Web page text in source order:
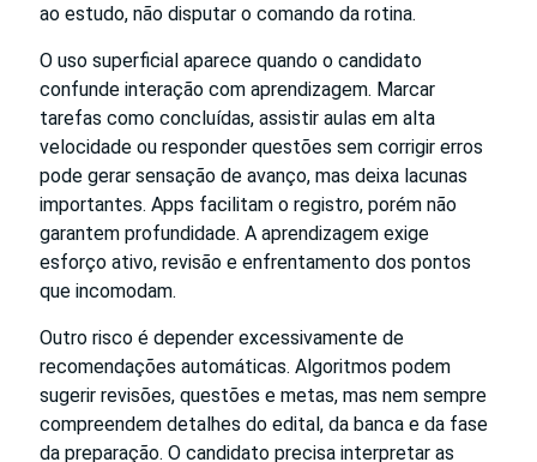
ao estudo, não disputar o comando da rotina.
O uso superficial aparece quando o candidato
confunde interação com aprendizagem. Marcar
tarefas como concluídas, assistir aulas em alta
velocidade ou responder questões sem corrigir erros
pode gerar sensação de avanço, mas deixa lacunas
importantes. Apps facilitam o registro, porém não
garantem profundidade. A aprendizagem exige
esforço ativo, revisão e enfrentamento dos pontos
que incomodam.
Outro risco é depender excessivamente de
recomendações automáticas. Algoritmos podem
sugerir revisões, questões e metas, mas nem sempre
compreendem detalhes do edital, da banca e da fase
da preparação. O candidato precisa interpretar as